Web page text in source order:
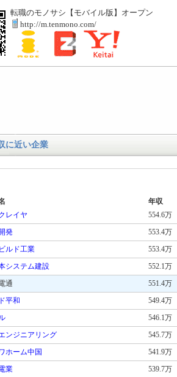
転職のモノサシ【モバイル版】オープン
http://m.tenmono.com/
に近い企業
年収
レイヤ
554.6万
発
553.4万
ルド工業
553.4万
システム建設
552.1万
通
551.4万
平和
549.4万
546.1万
ンジニアリング
545.7万
ホーム中国
541.9万
業 539.7万